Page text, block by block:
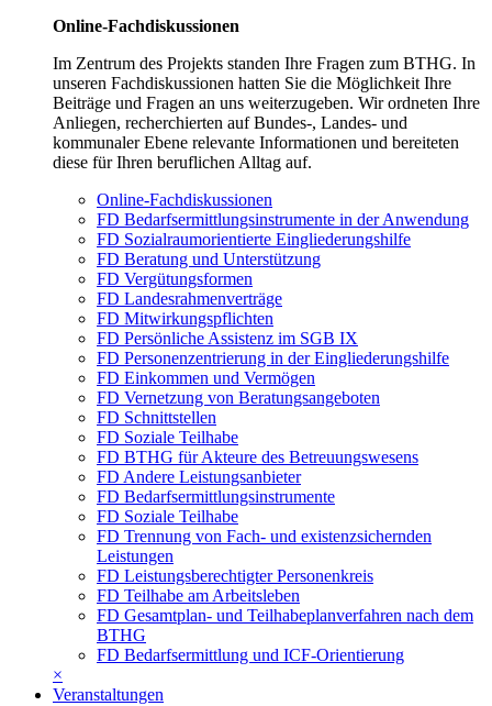
Online-Fachdiskussionen
Im Zentrum des Projekts standen Ihre Fragen zum BTHG. In
unseren Fachdiskussionen hatten Sie die Möglichkeit Ihre
Beiträge und Fragen an uns weiterzugeben. Wir ordneten Ihre
Anliegen, recherchierten auf Bundes-, Landes- und
kommunaler Ebene relevante Informationen und bereiteten
diese für Ihren beruflichen Alltag auf.
Online-Fachdiskussionen
FD Bedarfsermittlungsinstrumente in der Anwendung
FD Sozialraumorientierte Eingliederungshilfe
FD Beratung und Unterstützung
FD Vergütungsformen
FD Landesrahmenverträge
FD Mitwirkungspflichten
FD Persönliche Assistenz im SGB IX
FD Personenzentrierung in der Eingliederungshilfe
FD Einkommen und Vermögen
FD Vernetzung von Beratungsangeboten
FD Schnittstellen
FD Soziale Teilhabe
FD BTHG für Akteure des Betreuungswesens
FD Andere Leistungsanbieter
FD Bedarfsermittlungsinstrumente
FD Soziale Teilhabe
FD Trennung von Fach- und existenzsichernden
Leistungen
FD Leistungsberechtigter Personenkreis
FD Teilhabe am Arbeitsleben
FD Gesamtplan- und Teilhabeplanverfahren nach dem
BTHG
FD Bedarfsermittlung und ICF-Orientierung
×
Veranstaltungen